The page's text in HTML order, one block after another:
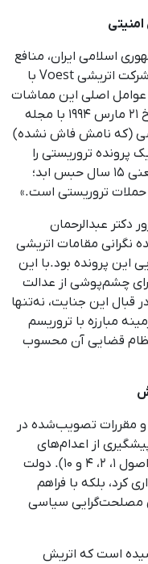
اسلامی ایران، منافع
اقتصادی حاصل از معاملات تسلیحاتی شرکت اتریشی Voest با
عوامل اصلی این مماشات
قضایی بودند. در مصاحبه‌ای که در تاریخ ۲۱ مارس ۱۹۹۴ با مجله
(که نامش فاش نشده)
تروریستی را
پیگیری کند. محکومیت یک تروریست یعنی ۱۵ سال حبس ابد؛
سالگرد ۲۵ سالگی ترور دکتر عبدالرحمان
نگرانی مقامات اتریشی
این پرونده بود.با این
چشم‌پوشی از عدالت
این جنایت، نه‌تنها
مبارزه با تروریسم
نظام قضایی آن محسوب
مقررات تصویب‌شده در
در زمینه‌ی پیشگیری از اعدام‌های
فراقضایی، شتاب‌زده و خودسرانه است (اصول ۱، ۲، ۴ و ۱۰). دولت
کرد، بلکه با فراهم
مصلحت‌گرایی سیاسی
است که اتریش